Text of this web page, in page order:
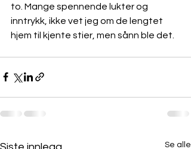
to. Mange spennende lukter og
inntrykk, ikke vet jeg om de lengtet
hjem til kjente stier, men sånn ble det.
Se alle